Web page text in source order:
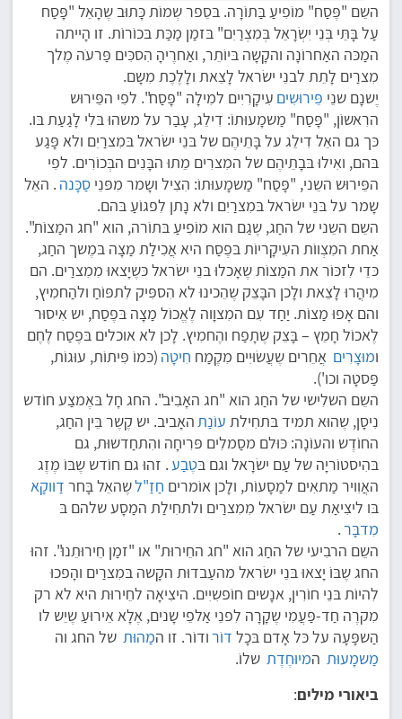
השֵם "פֶּסַח" מוֹפִיעַ בַּתוֹרָה. בּסֵפר שְמוֹת כָּתוּב שֶהָאֵל "פָּסַח
עַל בָּתֵּי בְּנֵי יִשְׂרָאֵל בְּמִצְרַיִם" בּזמַן מַכַּת בּכוֹרוֹת. זו הָייתה
המַכּה האַחרוֹנָה והקָשָה בּיוֹתֵר, ואַחרֶיהָ הִסכִּים פַּרעֹה מֶלך
מִצרַים לָתֵת לבנֵי ישׂראל לָצֵאת ולָלֶכֶת מִשָם.
יֶשנָם שנֵי פֵּירוּשִים עִיקָרִיִים למִילָה "פָּסַח". לפִי הפֵּירוּש
הרִאשוֹן, "פָּסַח" מַשמָעוּתוֹ: דִילֵג, עָבַר על משהוּ בּלִי לָגַעַת בּו.
כּך גם האֵל דִילֵג על בָּתֵיהֶם של בּנֵי ישׂראל בּמִצרַיִם ולא פָּגַע
בּהם, ואִילוּ בּבָתֵיהֶם של המִצרִים מֵתוּ הבָּנִים הבְּכוֹרִים. לפִי
הפֵּירוּש השֵני, "פָּסַח" מַשמָעוּתוֹ: הִצִיל ושָמר מִפּנֵי סַכָּנה . האֵל
שָמר על בּנֵי ישׂראל בּמִצרַיִם ולא נָתן לִפגוֹעַ בּהם.
השֵם השֵני של החַג, שֶגַם הוא מוֹפִיעַ בּתוֹרה, הוא "חג המַצוֹת".
אַחת המִצְווֹת העִיקָריוֹת בּפֶסַח היא אֲכִילַת מַצָה בּמֶשך החַג,
כּדֵי לִזכּוֹר את המַצוֹת שֶאָכלוּ בּנֵי ישׂראל כּשֶיָצאוּ מִמִצרַים. הם
מִיהֲרוּ לָצֵאת ולָכן הבָּצֵק שֶהֵכינוּ לא הִספִּיק לִתפּוֹחַ ולהַחמִיץ,
והם אָפוּ מַצוֹת. יַחַד עִם המִצוָוה לֶאֱכוֹל מַצָה בּפֶסַח, יש אִיסוּר
לֶאכוֹל חָמֵץ – בָּצֵק שֶתָפַח והֶחמִיץ. לָכן לא אוכלים בּפֶסַח לֶחֶם
ומוּצָרִים אֲחֵרים שֶעֲשׂוּיִים מִקֶמַח חִיטָה (כּמוֹ פִּיתוֹת, עוּגוֹת,
פַּסטָה וכו').
השֵם השלִישי של החַג הוא "חג האָבִיב". החג חָל בּאֶמצַע חוֹדש
נִיסָן, שֶהוּא תמיד בּתחִילת עוֹנַתהאָביב. יש קֶשֶר בֵּין החַג,
החוֹדֶש והעוֹנָה: כּוּלם מסַמלִים פּרִיחָה והִתחַדשוּת, גם
בּהִיסטוֹריָה של עַם ישׂרָאל וגם בּטֶבַע. זהוּ גם חוֹדש שֶבּוֹ מֶזֶג
האֲוִויר מַתאִים למַסָעוֹת, ולָכן אוֹמרים חַזַ"לשֶהאֵל בָּחר דַווקָא
בּו ליצִיאַת עַם ישׂראל מִמִצרַים ולתחִילַת המַסָע שלהם בּ
מִדבָּר.
השֵם הרבִיעי של החַג הוא "חג החֵירוּת" או "זמַן חֵירוּתֵנוּ". זהוּ
החג שֶבּוֹ יָצאוּ בּנֵי ישׂראל מהעַבדוּת הקָשה בּמִצרַים והָפכוּ
לִהיוֹת בּנֵי חוֹרִין, אנָשים חוֹפשִיִים. היצִיאָה לחֵירוּת היא לא רק
מִקרֶה חַד-פַּעֲמִי שֶקָרָה לִפנֵי אַלפֵי שָנים, אֶלָא אֵירוּעַ שֶיֵש לו
הַשפָּעָה על כּל אָדם בּכָל דוֹרודוֹר. זו המַהוּת של החג וה
מַשמָעוּת המיוּחֶדֶת שלוֹ.
ביאורי מילים: